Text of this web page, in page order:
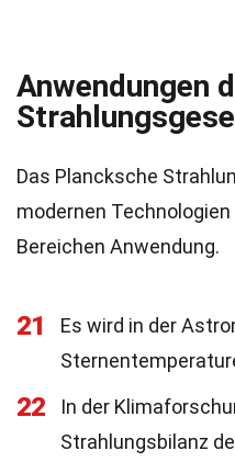
Anwendungen
Das Plancksche
modernen
Bereichen Anwendung.
21
Es wird in der
22
In der
Strahlungsbilanz